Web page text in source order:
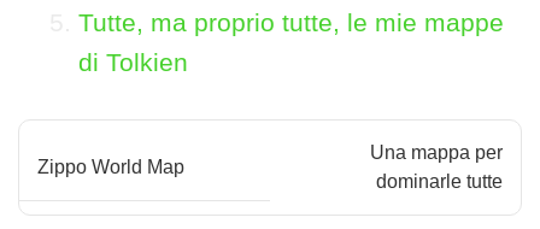
Tutte, ma proprio tutte, le mie mappe
di Tolkien
aZippo World Map
Una mappa per
dominarle tutte